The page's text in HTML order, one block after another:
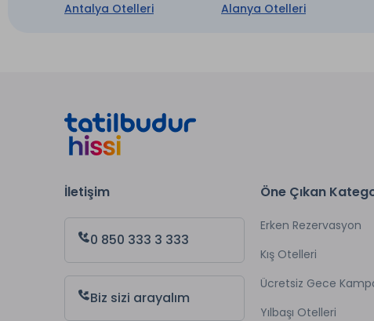
Antalya Otelleri Alanya Otelleri
İletişim
0 850 333 3 333
Biz sizi arayalım
Öne Çıkan
Erken Rezervasyon
Kış Otelleri
Ücretsiz Gece
Yılbaşı Otelleri